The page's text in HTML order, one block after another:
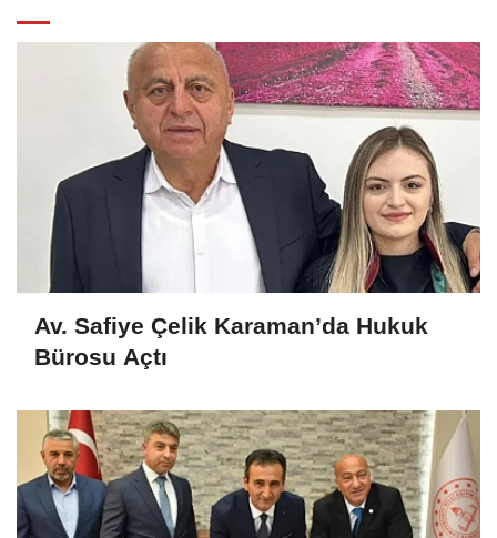
Av. Safiye Çelik Karaman’da Hukuk
Bürosu Açtı